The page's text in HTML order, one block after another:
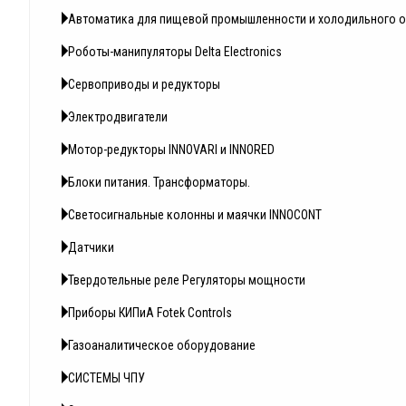
Автоматика для пищевой промышленности и холодильного
Роботы-манипуляторы Delta Electronics
Сервоприводы и редукторы
Электродвигатели
Мотор-редукторы INNOVARI и INNORED
Блоки питания. Трансформаторы.
Светосигнальные колонны и маячки INNOCONT
Датчики
Твердотельные реле Регуляторы мощности
Приборы КИПиА Fotek Controls
Газоаналитическое оборудование
СИСТЕМЫ ЧПУ